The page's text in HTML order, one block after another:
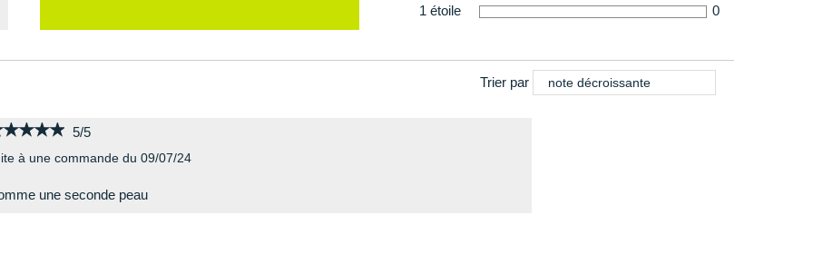
1 étoile
0
Trier par note décroissante
5/5
à une commande du 09/07/24
une seconde peau